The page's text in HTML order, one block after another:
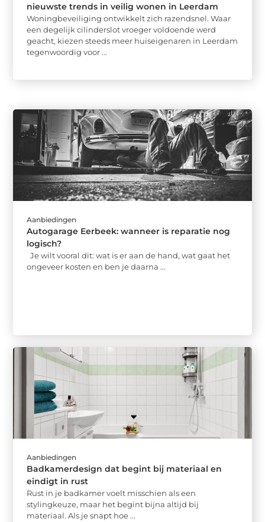
nieuwste trends in veilig wonen in Leerdam
Woningbeveiliging ontwikkelt zich razendsnel. Waar
een degelijk cilinderslot vroeger voldoende werd
geacht, kiezen steeds meer huiseigenaren in Leerdam
tegenwoordig voor ...
Aanbiedingen
Autogarage Eerbeek: wanneer is reparatie nog
logisch?
Je wilt vooral dit: wat is er aan de hand, wat gaat het
ongeveer kosten en ben je daarna ...
Aanbiedingen
Badkamerdesign dat begint bij materiaal en
eindigt in rust
Rust in je badkamer voelt misschien als een
stylingkeuze, maar het begint bijna altijd bij
materiaal. Als je snapt hoe ...